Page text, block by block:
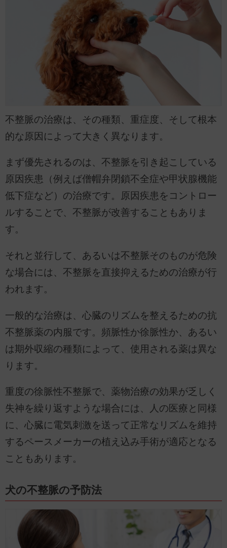
不整脈の治療は、その種類、重症度、そして根本
的な原因によって大きく異なります。
まず優先されるのは、不整脈を引き起こしている
原因疾患（例えば僧帽弁閉鎖不全症や甲状腺機能
低下症など）の治療です。原因疾患をコントロー
ルすることで、不整脈が改善することもありま
す。
それと並行して、あるいは不整脈そのものが危険
な場合には、不整脈を直接抑えるための治療が行
われます。
一般的な治療は、心臓のリズムを整えるための抗
不整脈薬の内服です。頻脈性か徐脈性か、あるい
は期外収縮の種類によって、使用される薬は異な
ります。
重度の徐脈性不整脈で、薬物治療の効果が乏しく
失神を繰り返すような場合には、人の医療と同様
に、心臓に電気刺激を送って正常なリズムを維持
するペースメーカーの植え込み手術が適応となる
こともあります。
犬の不整脈の予防法